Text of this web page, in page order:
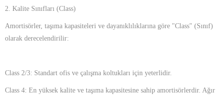
2. Kalite Sınıfları (Class)
Amortisörler, taşıma kapasiteleri ve dayanıklılıklarına göre "Class" (Sınıf)
olarak derecelendirilir:
Class 2/3: Standart ofis ve çalışma koltukları için yeterlidir.
Class 4: En yüksek kalite ve taşıma kapasitesine sahip amortisörlerdir. Ağır